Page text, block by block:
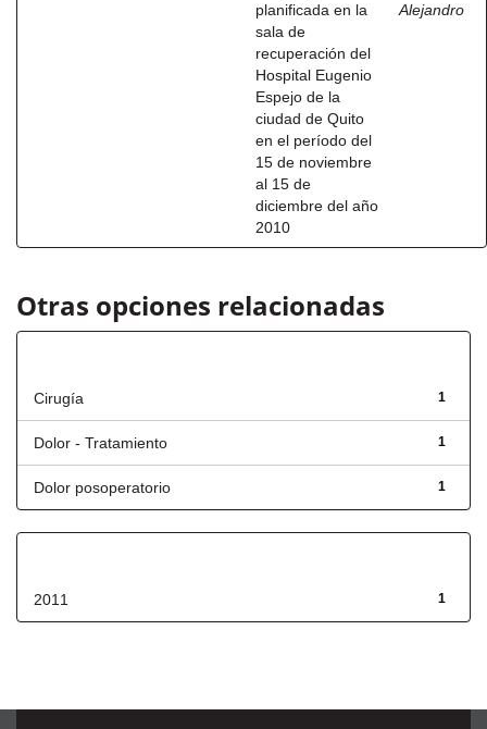
planificada en la
sala de
recuperación del
Hospital Eugenio
Espejo de la
ciudad de Quito
en el período del
15 de noviembre
al 15 de
diciembre del año
2010
Alejandro
Otras opciones relacionadas
1
Cirugía
1
Dolor - Tratamiento
1
Dolor posoperatorio
1
2011